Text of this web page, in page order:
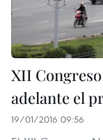
XII
adelante el
19/01/2016 09:56